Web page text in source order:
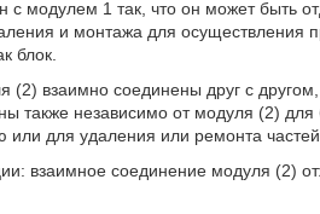
модулем 1 так, что он может быть
и монтажа для осуществления
блок.
(2) взаимно соединены друг с
также независимо от модуля (2)
или для удаления или ремонта частей.
взаимное соединение модуля (2)